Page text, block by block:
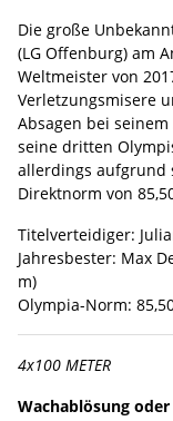
Die große
(LG Offenburg) am
Weltmeister von
Verletzungsmisere
Absagen bei
seine dritten
allerdings aufgrund
Direktnorm von
Titelverteidiger:
Jahresbester: Max
m)
Olympia-Norm:
4x100 METER
Wachablösung oder